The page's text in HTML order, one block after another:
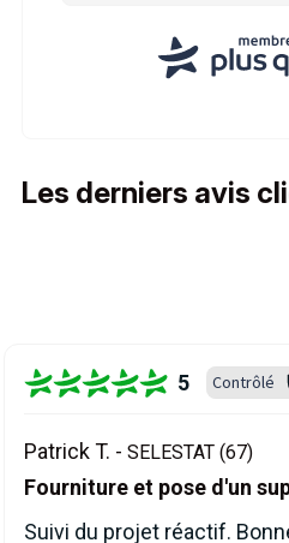
Les derniers avis
5 Contrôlé
Patrick T. - SELESTAT (67)
Fourniture et pose d'un
Suivi du projet réactif.